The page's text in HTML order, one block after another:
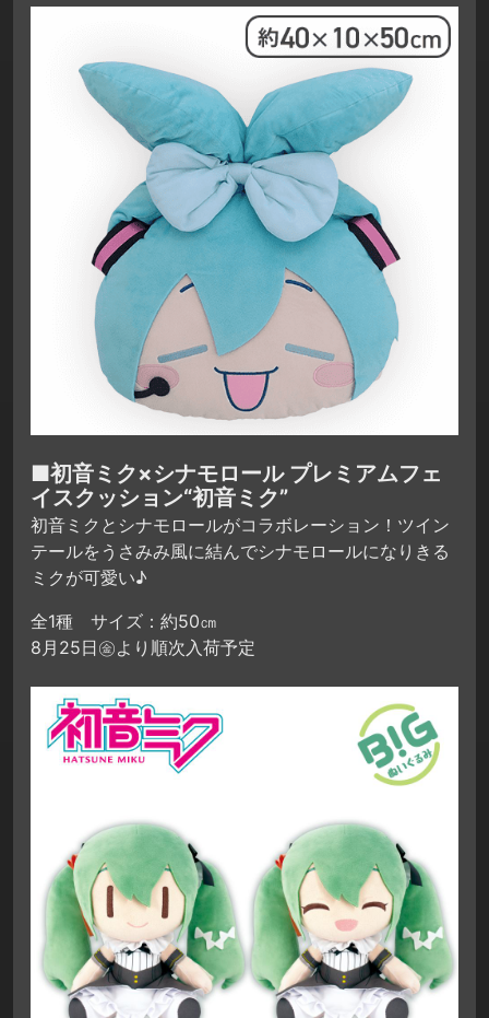
■初音ミク×シナモロール プレミアムフェ
イスクッション“初音ミク”
初音ミクとシナモロールがコラボレーション！ツイン
テールをうさみみ風に結んでシナモロールになりきる
ミクが可愛い♪
全1種 サイズ：約50㎝
8月25日㊎より順次入荷予定